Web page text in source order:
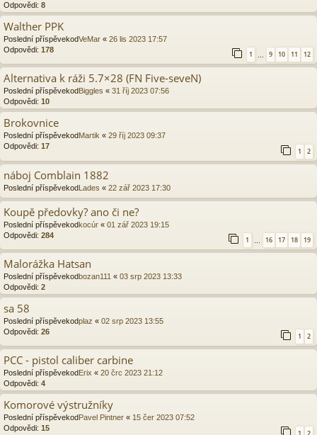
Odpovědi: 8
Walther PPK
Poslední příspěvekodVeMar « 26 lis 2023 17:57
Odpovědi: 178
1 … 9 10 11 12
Alternativa k ráži 5.7×28 (FN Five-seveN)
Poslední příspěvekod Biggles « 31 říj 2023 07:56
Odpovědi: 10
Brokovnice
Poslední příspěvekodMartik « 29 říj 2023 09:37
Odpovědi: 17
1 2
náboj Comblain 1882
Poslední příspěvekodLades « 22 zář 2023 17:30
Koupě předovky? ano či ne?
Poslední příspěvekodkocúr « 01 zář 2023 19:15
Odpovědi: 284
1 16 17 18 19
Malorážka Hatsan
Poslední příspěvekodbozan111 « 03 srp 2023 13:33
Odpovědi: 2
sa 58
Poslední příspěvekodplaz « 02 srp 2023 13:55
Odpovědi: 26
1 2
PCC - pistol caliber carbine
Poslední příspěvekod Erix « 20 črc 2023 21:12
Odpovědi: 4
Komorové výstružníky
Poslední příspěvekod Pavel Pintner « 15 čer 2023 07:52
Odpovědi: 15
1 2